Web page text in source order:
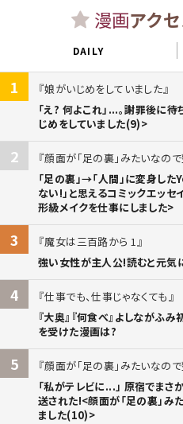
漫画アク
DAILY
1
娘がいじめをしていました
「え? 何よこれ」...。謝罪後に
じめをしていました(9)>
2
顔面が「足の裏」みたいなの
「足の裏」→「人間」に変身し
ない!」と思えるコミックエッ
形級メイクを仕事にしました>
3
魔女は三百路から 1
強い女性が主人公!読むと元気
4
仕事でも、仕事じゃなくても
『大奥』『何食べ』よしながふ
を受けた漫画は?
5
顔面が「足の裏」みたいなの
「私がテレビに...」 原宿でま
送された!<顔面が「足の裏」み
ました(10)>